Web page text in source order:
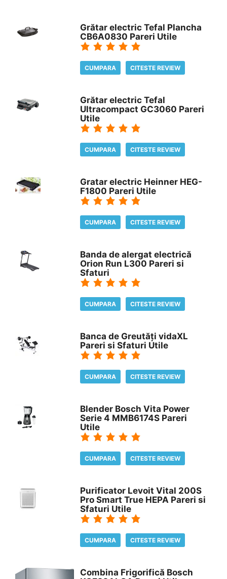
Grătar electric Tefal Plancha
CB6A0830 Pareri Utile
CUMPARA CITESTE REVIEW
Grătar electric Tefal
Ultracompact GC3060 Pareri
Utile
CUMPARA CITESTE REVIEW
Gratar electric Heinner HEG-
F1800 Pareri Utile
CUMPARA CITESTE REVIEW
Banda de alergat electrică
Orion Run L300 Pareri si
Sfaturi
CUMPARA CITESTE REVIEW
Banca de Greutăți vidaXL
Pareri si Sfaturi Utile
CUMPARA CITESTE REVIEW
Blender Bosch Vita Power
Serie 4 MMB6174S Pareri
Utile
CUMPARA CITESTE REVIEW
Purificator Levoit Vital 200S
Pro Smart True HEPA Pareri si
Sfaturi Utile
CUMPARA CITESTE REVIEW
Combina Frigorifică Bosch